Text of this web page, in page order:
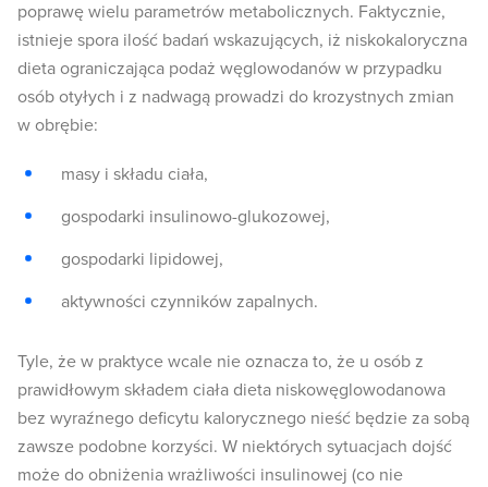
poprawę wielu parametrów metabolicznych. Faktycznie,
istnieje spora ilość badań wskazujących, iż niskokaloryczna
dieta ograniczająca podaż węglowodanów w przypadku
osób otyłych i z nadwagą prowadzi do krozystnych zmian
w obrębie:
masy i składu ciała,
gospodarki insulinowo-glukozowej,
gospodarki lipidowej,
aktywności czynników zapalnych.
Tyle, że w praktyce wcale nie oznacza to, że u osób z
prawidłowym składem ciała dieta niskowęglowodanowa
bez wyraźnego deficytu kalorycznego nieść będzie za sobą
zawsze podobne korzyści. W niektórych sytuacjach dojść
może do obniżenia wrażliwości insulinowej (co nie